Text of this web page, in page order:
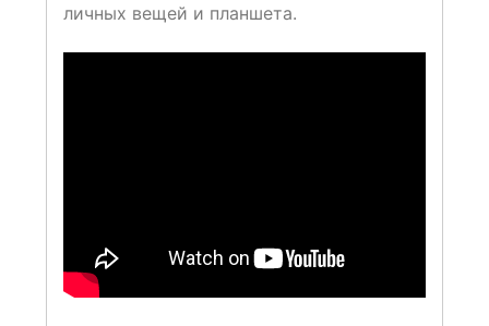
личных вещей и планшета.